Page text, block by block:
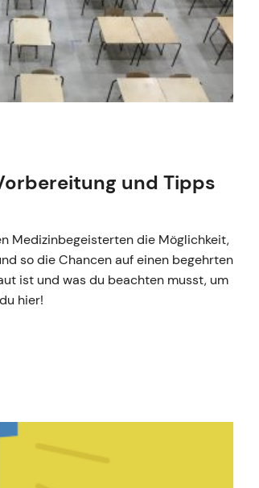
und Tipps
Medizinbegeisterten die Möglichkeit,
so die Chancen auf einen begehrten
ist und was du beachten musst, um
hier!